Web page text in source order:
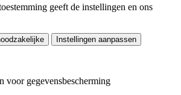
geeft de instellingen en ons
Instellingen aanpassen
voor gegevensbescherming